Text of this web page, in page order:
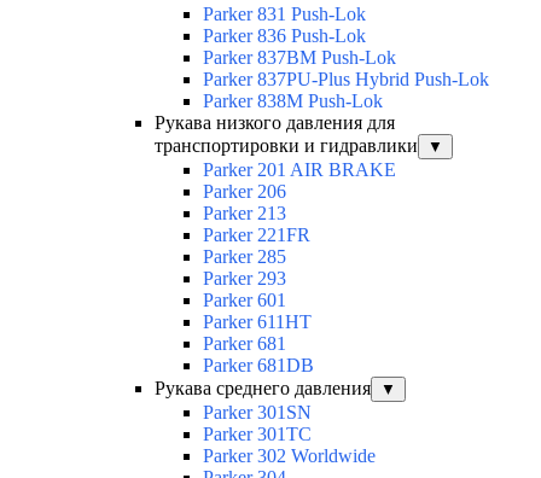
Parker 831 Push-Lok
Parker 836 Push-Lok
Parker 837BM Push-Lok
Parker 837PU-Plus Hybrid Push-Lok
Parker 838M Push-Lok
Рукава низкого давления для
транспортировки и гидравлики
▼
Parker 201 AIR BRAKE
Parker 206
Parker 213
Parker 221FR
Parker 285
Parker 293
Parker 601
Parker 611HT
Parker 681
Parker 681DB
Рукава среднего давления
▼
Parker 301SN
Parker 301TC
Parker 302 Worldwide